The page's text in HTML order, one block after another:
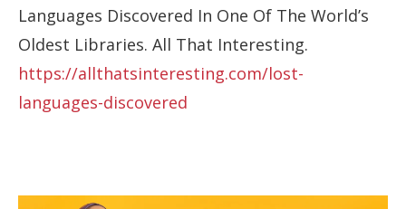
Languages Discovered In One Of The World’s
Oldest Libraries. All That Interesting.
https://allthatsinteresting.com/lost-
languages-discovered